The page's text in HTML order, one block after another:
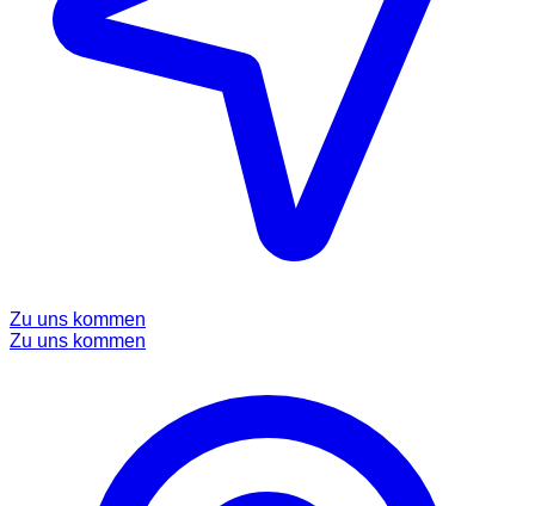
Zu uns kommen
Zu uns kommen